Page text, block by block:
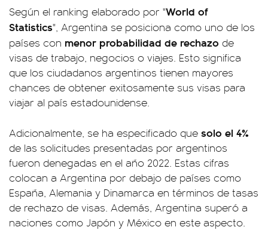
Según el ranking elaborado por "World of
Statistics", Argentina se posiciona como uno de los
países con menor probabilidad de rechazo de
visas de trabajo, negocios o viajes. Esto significa
que los ciudadanos argentinos tienen mayores
chances de obtener exitosamente sus visas para
viajar al país estadounidense.
Adicionalmente, se ha especificado que solo el 4%
de las solicitudes presentadas por argentinos
fueron denegadas en el año 2022. Estas cifras
colocan a Argentina por debajo de países como
España, Alemania y Dinamarca en términos de tasas
de rechazo de visas. Además, Argentina superó a
naciones como Japón y México en este aspecto.